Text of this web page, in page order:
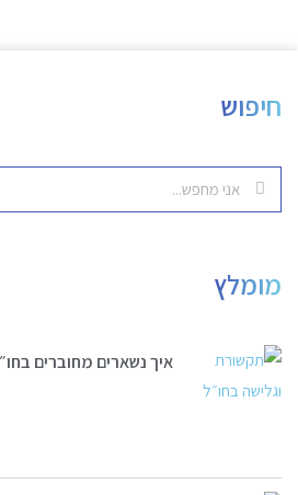
חיפוש
מומלץ
איך נשארים מחוברים